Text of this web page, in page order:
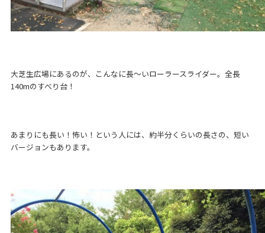
大芝生広場にあるのが、こんなに長〜いローラースライダー。全長
140mのすべり台！
あまりにも長い！怖い！という人には、約半分くらいの長さの、短い
バージョンもあります。